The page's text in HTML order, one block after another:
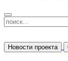
Новости проекта